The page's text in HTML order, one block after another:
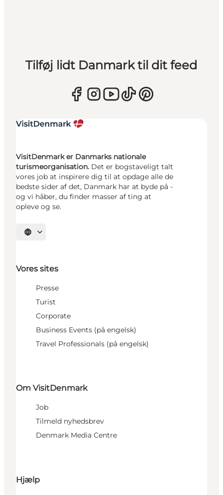
Tilføj lidt Danmark til dit feed
VisitDenmark er Danmarks nationale
turismeorganisation. Det er bogstaveligt talt
vores job at inspirere dig til at opdage alle de
bedste sider af det, Danmark har at byde på -
og vi håber, du finder masser af ting at
opleve og se.
Vælg sprog
Vores sites
Presse
Turist
Corporate
Business Events (på engelsk)
Travel Professionals (på engelsk)
Om VisitDenmark
Job
Tilmeld nyhedsbrev
Denmark Media Centre
Hjælp